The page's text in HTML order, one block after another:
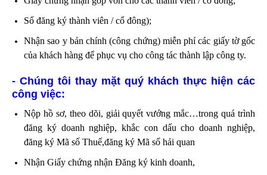
Sổ đăng ký thành viên / cổ đông);
Nhận sao y bản chính (công chứng) miễn phí các giấy tờ gốc
của khách hàng để phục vụ cho công tác thành lập công ty.
- Chúng tôi thay mặt quý khách thực hiện các
công việc:
Nộp hồ sơ, theo dõi, giải quyết vướng mắc…trong quá trình
đăng ký doanh nghiệp, khắc con dấu cho doanh nghiệp,
đăng ký Mã số Thuế,đăng ký Mã số hải quan
Nhận Giấy chứng nhận Đăng ký kinh doanh,